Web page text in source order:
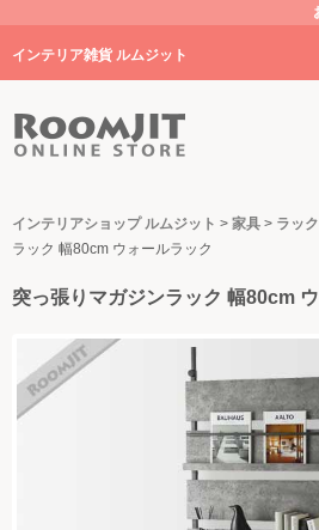
インテリア雑貨 ルムジット
トップ
キッチン
インテリアショップ ルムジット > 家具 > ラッ
ラック 幅80cm ウォールラック
突っ張りマガジンラック 幅80cm